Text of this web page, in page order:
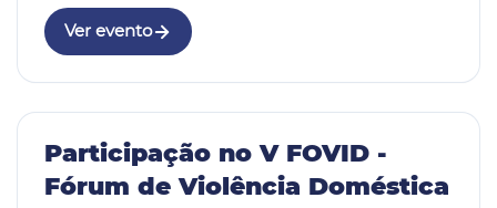
ação promovida pela Procuradoria da Mulher,
dentro da programação do Agosto Lilás, mês
Ver evento
29 Mai 2026
Participação no V FOVID -
Fórum de Violência Doméstica